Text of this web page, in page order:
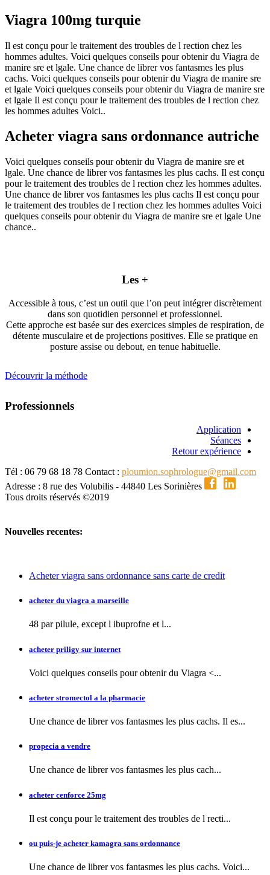
Viagra 100mg turquie
Il est conçu pour le traitement des troubles de l rection chez les
hommes adultes. Voici quelques conseils pour obtenir du Viagra de
manire sre et lgale. Une chance de librer vos fantasmes les plus
cachs. Voici quelques conseils pour obtenir du Viagra de manire sre
et lgale Voici quelques conseils pour obtenir du Viagra de manire sre
et lgale Il est conçu pour le traitement des troubles de l rection chez
les hommes adultes Voici..
Acheter viagra sans ordonnance autriche
Voici quelques conseils pour obtenir du Viagra de manire sre et
lgale. Une chance de librer vos fantasmes les plus cachs. Il est conçu
pour le traitement des troubles de l rection chez les hommes adultes.
Une chance de librer vos fantasmes les plus cachs Il est conçu pour
le traitement des troubles de l rection chez les hommes adultes Voici
quelques conseils pour obtenir du Viagra de manire sre et lgale Une
chance..
Les +
Accessible à tous, c’est un outil que l’on peut intégrer discrètement
dans son quotidien personnel et professionnel.
Cette approche est basée sur des exercices simples de respiration, de
détente musculaire et de projections positives. Elle se pratique en
posture assise ou debout, en tenue habituelle.
Découvrir la méthode
Professionnels
Application
Séances
Retour expérience
Tél : 06 79 68 18 78 Contact : ploumion.sophrologue@gmail.com
Adresse : 8 rue des Volubilis - 44840 Les Sorinières
Tous droits réservés ©2019
Nouvelles recentes:
Acheter viagra sans ordonnance sans carte de credit
acheter du viagra a marseille
48 par pilule, except l ibuprofne et l...
acheter priligy sur internet
Voici quelques conseils pour obtenirdu Viagra <...
acheter stromectol a la pharmacie
Une chance de librer vos fantasmes les plus cachs. Il es...
propecia a vendre
Une chance de librer vos fantasmes les plus cach...
acheter cenforce 25mg
Il est conçu pour le traitement des troubles de l recti...
ou puis-je acheter kamagra sans ordonnance
Une chance de librer vos fantasmes les plus cachs. Voici...